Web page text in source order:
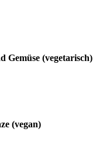
Gemüse (vegetarisch)
(vegan)